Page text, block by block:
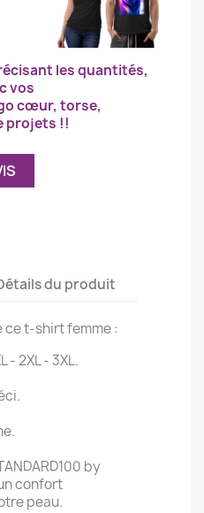
les quantités,
vos
cœur, torse,
projets !!
du produit
t-shirt femme :
- 2XL - 3XL.
by
confort
peau.